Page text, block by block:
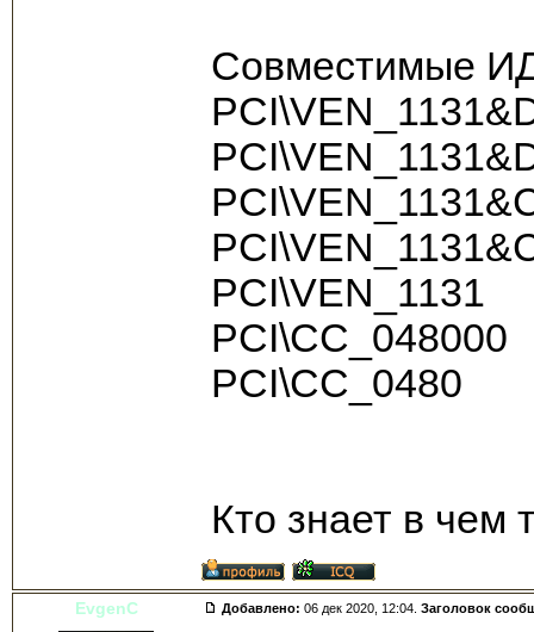
Совместимые
PCI\VEN_1131
PCI\CC_048000
PCI\CC_0480
Кто знает в чем
EvgenC Добавлено: 06 дек 2020, 12:04. Заголовок